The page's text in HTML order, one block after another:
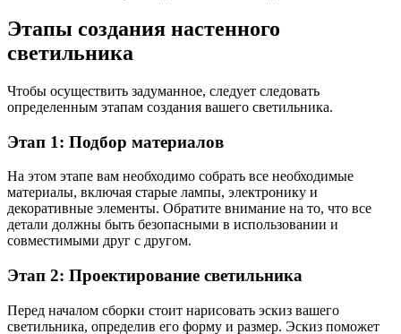
Этапы создания настенного
светильника
Чтобы осуществить задуманное, следует следовать
определенным этапам создания вашего светильника.
Этап 1: Подбор материалов
На этом этапе вам необходимо собрать все необходимые
материалы, включая старые лампы, электронику и
декоративные элементы. Обратите внимание на то, что все
детали должны быть безопасными в использовании и
совместимыми друг с другом.
Этап 2: Проектирование светильника
Перед началом сборки стоит нарисовать эскиз вашего
светильника, определив его форму и размер. Эскиз поможет